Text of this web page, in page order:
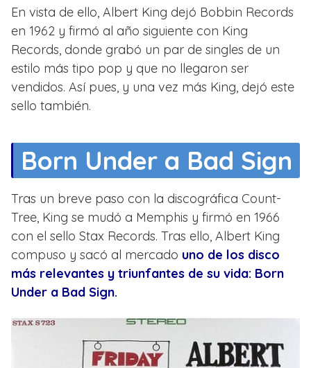
En vista de ello, Albert King dejó Bobbin Records
en 1962 y firmó al año siguiente con King
Records, donde grabó un par de singles de un
estilo más tipo pop y que no llegaron ser
vendidos. Así pues, y una vez más King, dejó este
sello también.
Born Under a Bad Sign
Tras un breve paso con la discográfica Count-
Tree, King se mudó a Memphis y firmó en 1966
con el sello Stax Records. Tras ello, Albert King
compuso y sacó al mercado uno de los disco
más relevantes y triunfantes de su vida: Born
Under a Bad Sign.